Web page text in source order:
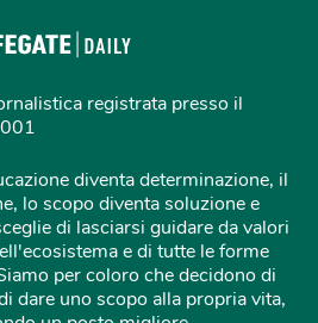
registrata presso il
diventa determinazione, il
lo scopo diventa soluzione e
di lasciarsi guidare da valori
e di tutte le forme
per coloro che decidono di
dare uno scopo alla propria vita,